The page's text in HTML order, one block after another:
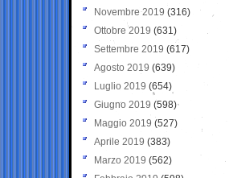
Novembre 2019 (316)
Ottobre 2019 (631)
Settembre 2019 (617)
Agosto 2019 (639)
Luglio 2019 (654)
Giugno 2019 (598)
Maggio 2019 (527)
Aprile 2019 (383)
Marzo 2019 (562)